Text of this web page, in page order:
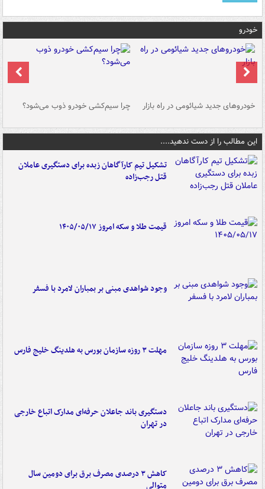
خودرو
خودروهای جدید شیائومی در راه بازار چرا سیم‌کشی خودرو ذوب می‌شود؟
این مطالب را از دست ندهید....
تشکیل تیم کارآگاهان زبده برای دستگیری عاملان
قتل رجب‌زاده
قیمت طلا و سکه امروز ۱۴۰۵/۰۵/۱۷
وجود شواهدی مبنی بر بمباران لامرد با فسفر
مهلت ۳ روزه سازمان بورس به هلدینگ خلیج فارس
دستگیری باند جاعلان حرفه‌ای مدارک اتباع خارجی
در تهران
کاهش ۳ درصدی مصرف برق برای دومین سال
متوالی